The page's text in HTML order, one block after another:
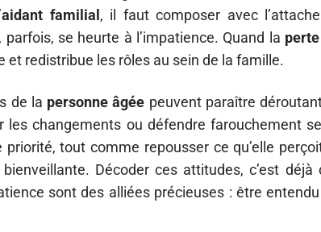
aidant familial , il faut composer avec
se heurte à l’impatience. Quand la
et redistribue les rôles au sein de la famille.
de la personne âgée peuvent paraître
les changements ou défendre farouchement
tout comme repousser ce qu’elle
Décoder ces attitudes, c’est déjà
sont des alliées précieuses : être